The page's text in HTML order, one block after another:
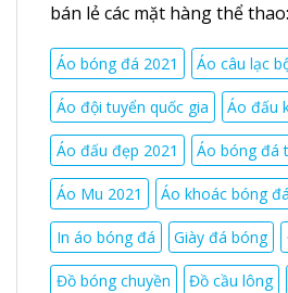
bán lẻ các mặt hàng thể thao:
Áo bóng đá 2021 Áo câu lạc
Áo đội tuyển quốc gia Áo đấu
Áo đấu đẹp 2021 Áo bóng đá
Áo Mu 2021 Áo khoác bóng đá
In áo bóng đá Giày đá bóng
Đồ bóng chuyền Đồ cầu lông